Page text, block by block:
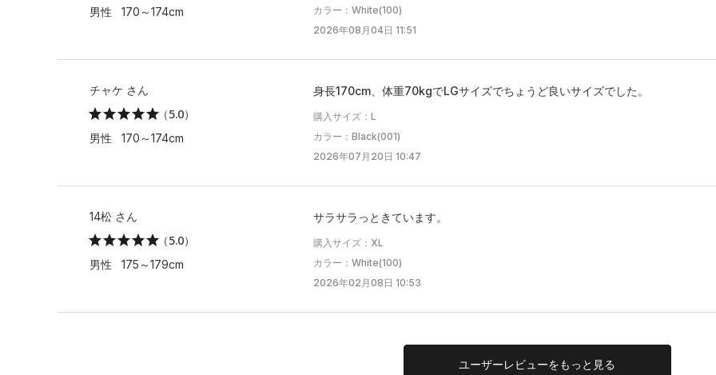
男性 170～174cm
カラー：White(100)
2026年08月04日 11:51
チャケ さん
（5.0）
男性 170～174cm
身長170cm、体重70kgでLGサイズでちょうど良いサイズでした。
購入サイズ：L
カラー：Black(001)
2026年07月20日 10:47
14松 さん
（5.0）
男性 175～179cm
サラサラっときています。
購入サイズ：XL
カラー：White(100)
2026年02月08日 10:53
ユーザーレビューをもっと見る